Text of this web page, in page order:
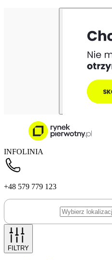
INFOLINIA
+48 579 779 123
FILTRY